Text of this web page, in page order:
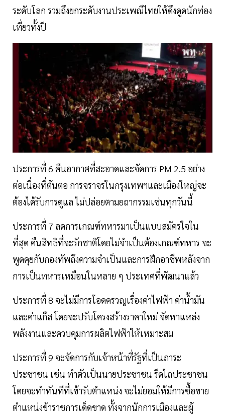
ระดับโลก รวมถึงยกระดับงานประเพณีไทยให้ดึงดูดนักท่อง
เที่ยวทั้งปี
ประการที่ 6 คืนอากาศที่สะอาดและจัดการ PM 2.5 อย่าง
ต่อเนื่องที่ต้นตอ การจราจรในกรุงเทพฯและเมืองใหญ่จะ
ต้องได้รับการดูแล ไม่ปล่อยตามยถากรรมเช่นทุกวันนี้
ประการที่ 7 ลดการเกณฑ์ทหารมาเป็นแบบสมัครใจใน
ที่สุด คืนสิทธิที่จะรักชาติโดยไม่จำเป็นต้องเกณฑ์ทหาร จะ
พูดคุยกับกองทัพถึงความจำเป็นและการฝึกอาชีพหลังจาก
การเป็นทหารเหมือนในหลาย ๆ ประเทศที่พัฒนาแล้ว
ประการที่ 8 จะไม่มีการโอดครวญเรื่องค่าไฟฟ้า ค่าน้ำมัน
และค่าแก๊ส โดยจะปรับโครงสร้างราคาใหม่ จัดหาแหล่ง
พลังงานและควบคุมการผลิตไฟฟ้าให้เหมาะสม
ประการที่ 9 จะจัดการกับเจ้าหน้าที่รัฐที่เป็นภาระ
ประชาชน เช่น ทำตัวเป็นนายประชาชน รีดไถประชาชน
โดยจะทำทันทีที่เข้ารับตำแหน่ง จะไม่ยอมให้มีการซื้อขาย
ตำแหน่งข้าราชการเด็ดขาด ทั้งจากนักการเมืองและผู้